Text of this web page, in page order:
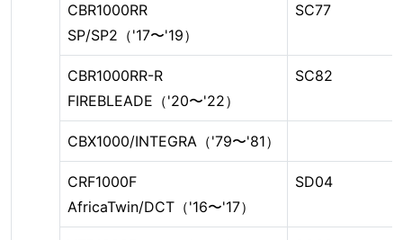
CBR1000RR
SP/SP2（'17〜'19）
SC77
CBR1000RR-R
FIREBLEADE（'20〜'22）
SC82
CBX1000/INTEGRA（'79〜'81）
CRF1000F
AfricaTwin/DCT（'16〜'17）
SD04